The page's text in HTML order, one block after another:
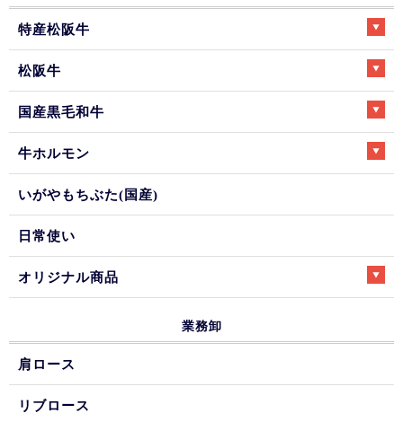
特産松阪牛
松阪牛
国産黒毛和牛
牛ホルモン
いがやもちぶた(国産)
日常使い
オリジナル商品
業務卸
肩ロース
リブロース